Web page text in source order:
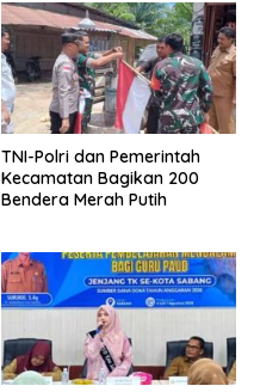
TNI-Polri dan Pemerintah
Kecamatan Bagikan 200
Bendera Merah Putih